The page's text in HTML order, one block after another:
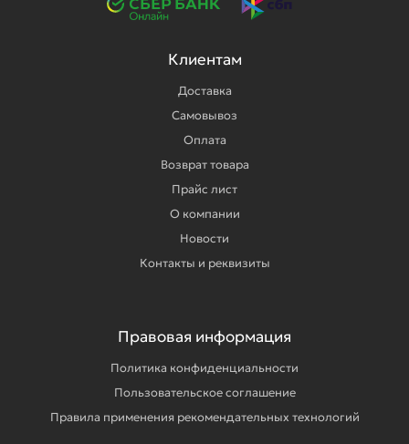
Клиентам
Доставка
Самовывоз
Оплата
Возврат товара
Прайс лист
О компании
Новости
Контакты и реквизиты
Правовая информация
Политика конфиденциальности
Пользовательское соглашение
Правила применения рекомендательных технологий